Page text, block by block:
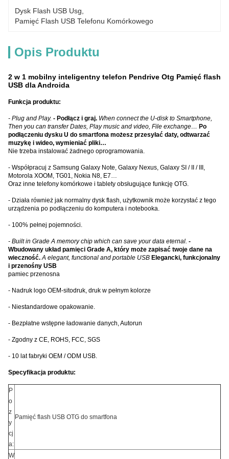
Dysk Flash USB Usg
Pamięć Flash USB Telefonu Komórkowego
Opis Produktu
2 w 1 mobilny inteligentny telefon Pendrive Otg Pamięć flash
USB dla Androida
Funkcja produktu:
- Plug and Play. - Podłącz i graj. When connect the U-disk to Smartphone,
Then you can transfer Dates, Play music and video, File exchange… Po
podłączeniu dysku U do smartfona możesz przesyłać daty, odtwarzać
muzykę i wideo, wymieniać pliki…
Nie trzeba instalować żadnego oprogramowania.
- Współpracuj z Samsung Galaxy Note, Galaxy Nexus, Galaxy SI / II / III,
Motorola XOOM, TG01, Nokia N8, E7…
Oraz inne telefony komórkowe i tablety obsługujące funkcję OTG.
- Działa również jak normalny dysk flash, użytkownik może korzystać z tego
urządzenia po podłączeniu do komputera i notebooka.
- 100% pełnej pojemności.
- Built in Grade A memory chip which can save your data eternal. -
Wbudowany układ pamięci Grade A, który może zapisać twoje dane na
wieczność. A elegant, functional and portable USB Elegancki, funkcjonalny
i przenośny USB
pamiec przenosna
- Nadruk logo OEM-sitodruk, druk w pełnym kolorze
- Niestandardowe opakowanie.
- Bezpłatne wstępne ładowanie danych, Autorun
- Zgodny z CE, ROHS, FCC, SGS
- 10 lat fabryki OEM / ODM USB.
Specyfikacja produktu:
P
o
z
y
cj
a:
Pamięć flash USB OTG do smartfona
W